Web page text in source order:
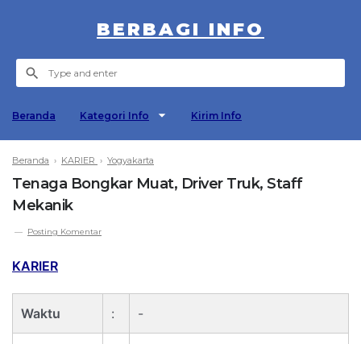
BERBAGI INFO
Beranda Kategori Info Kirim Info
Beranda › KARIER › Yogyakarta
Tenaga Bongkar Muat, Driver Truk, Staff
Mekanik
Posting Komentar
KARIER
Waktu : -